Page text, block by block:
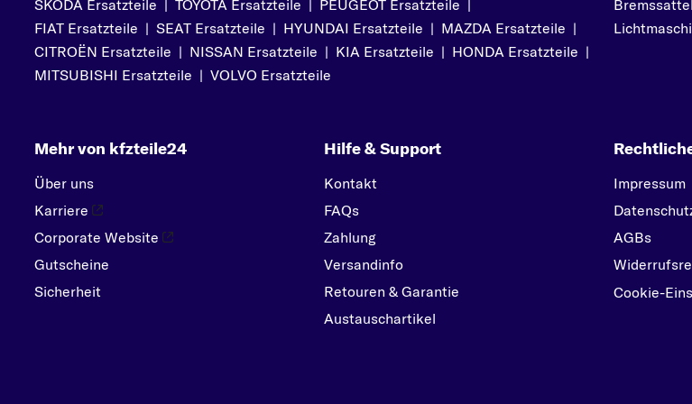
PORSCHE
RENAULT
SKODA
SMART
SUBARU
SUZUKI
TOYOTA
SKODA Ersatzteile | TOYOTA Ersatzteile | PEUGEOT Ersatzteile |
FIAT Ersatzteile | SEAT Ersatzteile | HYUNDAI Ersatzteile | MAZDA Ersatzteile |
CITROËN Ersatzteile | NISSAN Ersatzteile | KIA Ersatzteile | HONDA Ersatzteile |
MITSUBISHI Ersatzteile | VOLVO Ersatzteile
Bremssattel
Mehr von kfzteile24
Über uns
Karriere
Corporate Website
Gutscheine
Sicherheit
Hilfe & Support
Kontakt
FAQs
Zahlung
Versandinfo
Retouren & Garantie
Austauschartikel
Impressum
AGBs
Cookie-